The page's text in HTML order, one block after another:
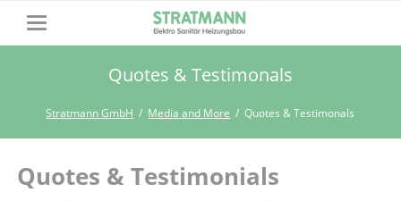
Quotes & Testimonals
Stratmann GmbH Media and More Quotes & Testimonals
Quotes & Testimonials